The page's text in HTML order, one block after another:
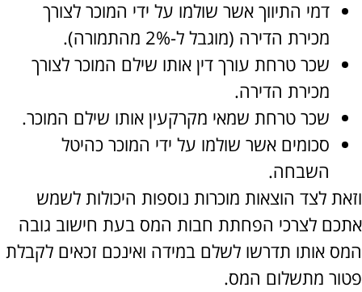
דמי התיווך אשר שולמו על ידי המוכר לצורך
מכירת הדירה (מוגבל ל-2% מהתמורה).
שכר טרחת עורך דין אותו שילם המוכר לצורך
מכירת הדירה.
שכר טרחת שמאי מקרקעין אותו שילם המוכר.
סכומים אשר שולמו על ידי המוכר כהיטל
השבחה.
לצד הוצאות מוכרות נוספות היכולות לשמש
לצרכי הפחתת חבות המס בעת חישוב גובה
אותו תדרשו לשלם במידה ואינכם זכאים לקבלת
מתשלום המס.